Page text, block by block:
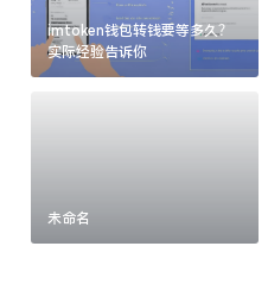
imtoken钱包转钱要等多久？
实际经验告诉你
未命名